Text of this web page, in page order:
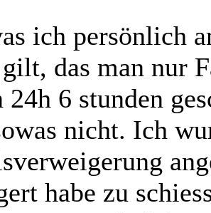
ich persönlich
das man nur
24h 6 stunden
nicht. Ich
habe zu